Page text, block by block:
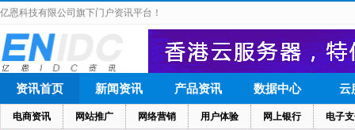
亿恩科技有限公司旗下门户资讯平台！
资讯首页
电商资讯 网站推广 网络营销 用户体验 网上银行 电子
新闻资讯 产品资讯 数据中心 云